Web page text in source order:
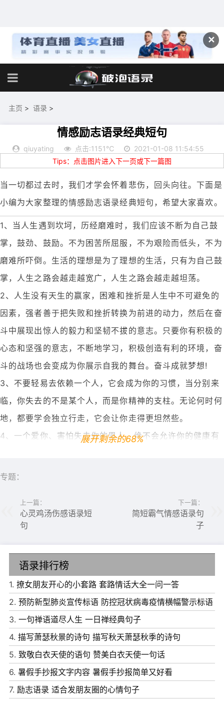
✕
主页 > 语录 >
情感励志语录经典短句
qiuyating 点击:1151℃
2021-01-08 11:54:55
Tips：点击图片进入下一页或下一篇图
当一切都过去时，我们才学会怀着悲伤，回头向往。下面是
小编为大家整理的情感励志语录经典短句，希望大家喜欢。
1、当人生遇到坎坷，历经磨难时，我们应该不断为自己鼓
掌，鼓劲、鼓励。不为困苦所屈服，不为艰险而低头，不为
磨难所吓倒。生活的理想是为了理想的生活，只有为自己鼓
掌，人生之路会越走越宽广，人生之路会越走越坦荡。
2、人生没有天生的赢家，困难和挫折是人生中不可避免的
因素，强者善于把失败和挫折转换为前进的动力，然后在奋
斗中展现出惊人的毅力和坚韧不拔的意志。只要你有积极的
心态和坚强的意志，不断地学习，积极创造有利的环境，奋
斗的战场也会变成为你展示自我的舞台。奋斗成就梦想!
3、不要轻易去依赖一个人，它会成为你的习惯，当分别来
临，你失去的不是某个人，而是你精神的支柱。无论何时何
地，都要学会独立行走，它会让你走得更坦然些。
4、一个爱你、害怕失去你的男人，绝不会允许你的健康有
吃。在你的身体健康面前，他绝对不会马虎。因为，他希望
5、如果你想任性，那就先学会承受，能承受后果才可以任
性。如果你想独立，那就先学会坚强，才可以独立。如果你
以大胆爱。你可以去做一切事情，但前提是不会为结果伤
悲。一个人真正的强大，并非看他能做什么，而是看他能承
担什么。
展开剩余的68%
专题：
上一篇：
心灵鸡汤伤感语录短
句
下一篇：
简短霸气情感语录句
子
语录排行榜
1. 撩女朋友开心的小套路 套路情话大全一问一答
2. 预防新型肺炎宣传标语 防控冠状病毒疫情横幅警示标语
3. 一句禅语道尽人生 一日禅经典句子
4. 描写萧瑟秋景的诗句 描写秋天萧瑟秋季的诗句
5. 致敬白衣天使的语句 赞美白衣天使一句话
6. 暑假手抄报文字内容 暑假手抄报简单又好看
7. 励志语录 适合发朋友圈的心情句子